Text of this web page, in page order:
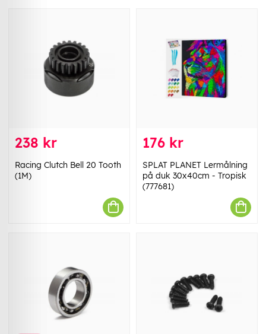
238 kr
Racing Clutch Bell 20 Tooth
(1M)
176 kr
SPLAT PLANET Lermålning
på duk 30x40cm - Tropisk
(777681)